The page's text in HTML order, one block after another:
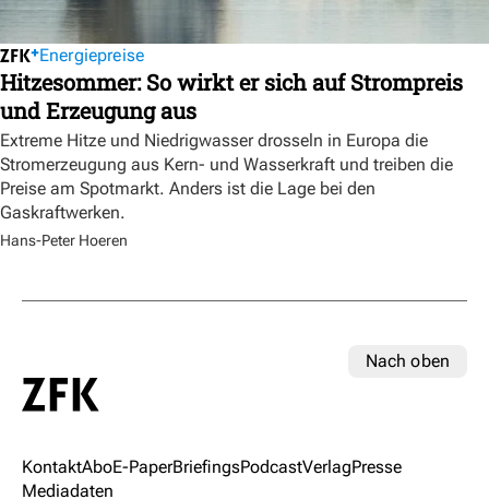
Energiepreise
Hitzesommer: So wirkt er sich auf Strompreis
und Erzeugung aus
Extreme Hitze und Niedrigwasser drosseln in Europa die
Stromerzeugung aus Kern- und Wasserkraft und treiben die
Preise am Spotmarkt. Anders ist die Lage bei den
Gaskraftwerken.
Hans-Peter Hoeren
Nach oben
KontaktAboE-PaperBriefingsPodcastVerlagPresse
Mediadaten